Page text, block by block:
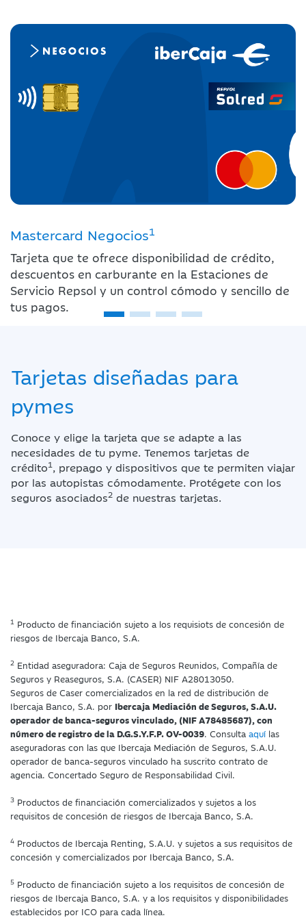
Mastercard Negocios1
Tarjeta que te ofrece disponibilidad de crédito,
descuentos en carburante en la Estaciones de
Servicio Repsol y un control cómodo y sencillo de
tus pagos.
1
5
1
5
Tarjetas diseñadas para
pymes
Conoce y elige la tarjeta que se adapte a las
necesidades de tu pyme. Tenemos tarjetas de
crédito1, prepago y dispositivos que te permiten viajar
por las autopistas cómodamente. Protégete con los
seguros asociados2 de nuestras tarjetas.
1 Producto de financiación sujeto a los requisiots de concesión de
riesgos de Ibercaja Banco, S.A.
2 Entidad aseguradora: Caja de Seguros Reunidos, Compañía de
Seguros y Reaseguros, S.A. (CASER) NIF A28013050.
Seguros de Caser comercializados en la red de distribución de
Ibercaja Banco, S.A. por Ibercaja Mediación de Seguros, S.A.U.
operador de banca-seguros vinculado, (NIF A78485687), con
número de registro de la D.G.S.Y.F.P. OV-0039. Consulta aquí las
aseguradoras con las que Ibercaja Mediación de Seguros, S.A.U.
operador de banca-seguros vinculado ha suscrito contrato de
agencia. Concertado Seguro de Responsabilidad Civil.
3 Productos de financiación comercializados y sujetos a los
requisitos de concesión de riesgos de Ibercaja Banco, S.A.
4 Productos de Ibercaja Renting, S.A.U. y sujetos a sus requisitos de
concesión y comercializados por Ibercaja Banco, S.A.
5 Producto de financiación sujeto a los requisitos de concesión de
riesgos de Ibercaja Banco, S.A. y a los requisitos y disponibilidades
establecidos por ICO para cada línea.